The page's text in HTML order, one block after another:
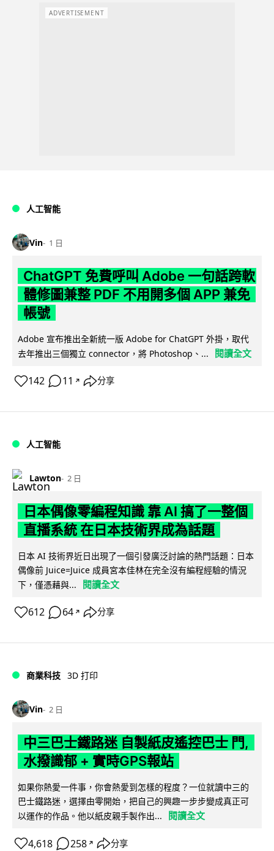
ADVERTISEMENT
人工智能
Vin 1 日
ChatGPT 免費呼叫 Adobe 一句話跨軟
體修圖兼整 PDF 不用開多個 APP 兼免
帳號
Adobe 宣布推出全新統一版 Adobe for ChatGPT 外掛，取代
去年推出三個獨立 connector，將 Photoshop、...
閱讀全文
142 11 ↗ 分享
人工智能
Lawton 2 日
日本偶像零編程知識 靠 AI 搞了一整個
直播系統 在日本技術界成為話題
日本 AI 技術界近日出現了一個引發廣泛討論的熱門話題：日本
偶像前 Juice=Juice 成員宮本佳林在完全沒有編程經驗的情況
下，僅憑藉與...
閱讀全文
612 64 ↗ 分享
商業科技 3D 打印
Vin 2 日
中三巴士鐵路迷 自製紙皮遙控巴士 門,
水撥識郁 + 實時GPS報站
如果你熱愛一件事，你會熱愛到怎樣的程度？一位就讀中三的
巴士鐵路迷，選擇由零開始，把自己的興趣一步步變成真正可
以運作的作品。他以紙皮親手製作出...
閱讀全文
4,618 258 ↗ 分享